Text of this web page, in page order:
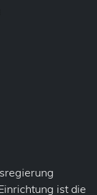
ist die